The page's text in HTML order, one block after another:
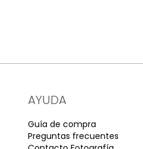
AYUDA
Guía de compra
Preguntas frecuentes